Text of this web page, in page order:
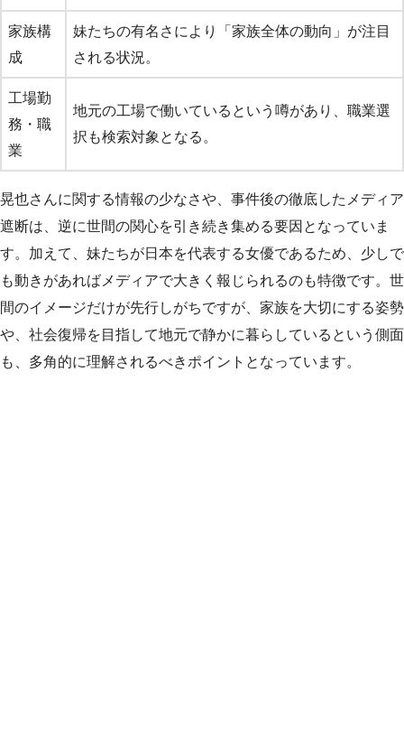
家族構
成
妹たちの有名さにより「家族全体の動向」が注目
される状況。
工場勤
務・職
業
地元の工場で働いているという噂があり、職業選
択も検索対象となる。
晃也さんに関する情報の少なさや、事件後の徹底したメディア
遮断は、逆に世間の関心を引き続き集める要因となっていま
す。加えて、妹たちが日本を代表する女優であるため、少しで
も動きがあればメディアで大きく報じられるのも特徴です。世
間のイメージだけが先行しがちですが、家族を大切にする姿勢
や、社会復帰を目指して地元で静かに暮らしているという側面
も、多角的に理解されるべきポイントとなっています。